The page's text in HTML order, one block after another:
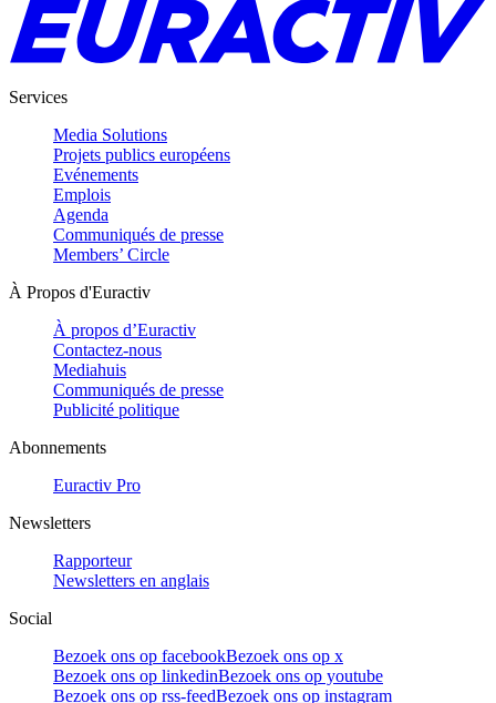
Services
Media Solutions
Projets publics européens
Evénements
Emplois
Agenda
Communiqués de presse
Members’ Circle
À Propos d'Euractiv
À propos d’Euractiv
Contactez-nous
Mediahuis
Communiqués de presse
Publicité politique
Abonnements
Euractiv Pro
Newsletters
Rapporteur
Newsletters en anglais
Social
Bezoek ons op facebookBezoek ons op x
Bezoek ons op linkedinBezoek ons op youtube
Bezoek ons op rss-feedBezoek ons op instagram